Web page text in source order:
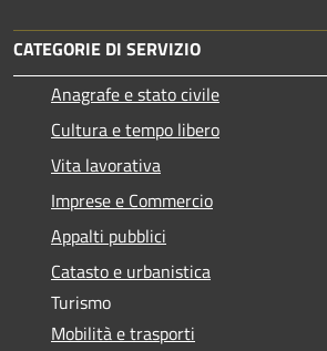
CATEGORIE DI SERVIZIO
Anagrafe e stato civile
Cultura e tempo libero
Vita lavorativa
Imprese e Commercio
Appalti pubblici
Catasto e urbanistica
Turismo
Mobilità e trasporti